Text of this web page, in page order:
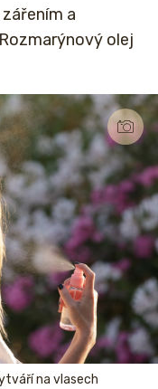
a
olej
na vlasech